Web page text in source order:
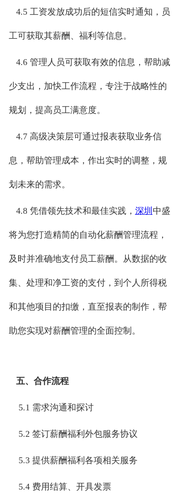
4.5 工资发放成功后的短信实时通知，员
工可获取其薪酬、福利等信息。
4.6 管理人员可获取有效的信息，帮助减
少支出，加快工作流程，专注于战略性的
规划，提高员工满意度。
4.7 高级决策层可通过报表获取业务信
息，帮助管理成本，作出实时的调整，规
划未来的需求。
4.8 凭借领先技术和最佳实践， 深圳 中盛
将为您打造精简的自动化薪酬管理流程，
及时并准确地支付员工薪酬。从数据的收
集、处理和净工资的支付，到个人所得税
和其他项目的扣缴，直至报表的制作，帮
助您实现对薪酬管理的全面控制。
五、合作流程
5.1 需求沟通和探讨
5.2 签订薪酬福利外包服务协议
5.3 提供薪酬福利各项相关服务
5.4 费用结算、开具发票